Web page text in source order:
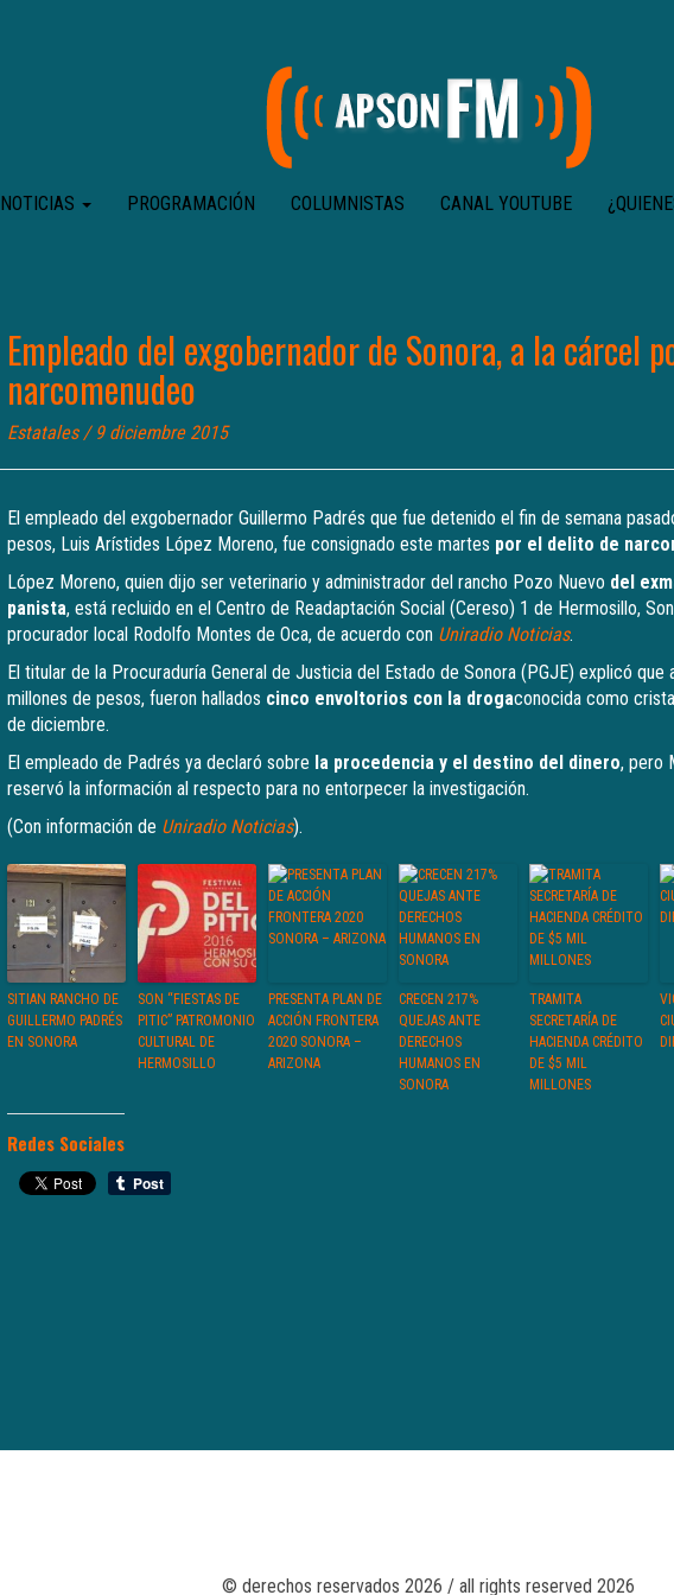
NOTICIAS PROGRAMACIÓN COLUMNISTAS CANAL YOUTUBE
Empleado del exgobernador de Sonora, a la cárcel
narcomenudeo
Estatales/ 9 diciembre 2015
El empleado del exgobernador Guillermo Padrés que fue detenido el fin de semana
pesos, Luis Arístides López Moreno, fue consignado este martes por el delito de
López Moreno, quien dijo ser veterinario y administrador del rancho Pozo Nuevo del
panista, está recluido en el Centro de Readaptación Social (Cereso) 1 de Hermosillo,
procurador local Rodolfo Montes de Oca, de acuerdo con Uniradio Noticias.
El titular de la Procuraduría General de Justicia del Estado de Sonora (PGJE) explicó que
millones de pesos, fueron hallados cinco envoltorios con la drogaconocida como
de diciembre.
El empleado de Padrés ya declaró sobre la procedencia y el destino del dinero, pero
reservó la información al respecto para no entorpecer la investigación.
(Con información de Uniradio Noticias).
SITIAN RANCHO DE
GUILLERMO PADRÉS
EN SONORA
SON “FIESTAS DE
PITIC” PATROMONIO
CULTURAL DE
HERMOSILLO
PRESENTA PLAN DE
ACCIÓN FRONTERA
2020 SONORA –
ARIZONA
CRECEN 217%
QUEJAS ANTE
DERECHOS
HUMANOS EN
SONORA
TRAMITA
SECRETARÍA DE
HACIENDA CRÉDITO
DE $5 MIL
MILLONES
Redes Sociales
© derechos reservados 2026 / all rights reserved 2026